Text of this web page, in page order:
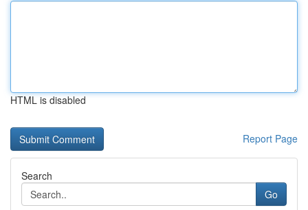
HTML is disabled
Report Page
Search
Go